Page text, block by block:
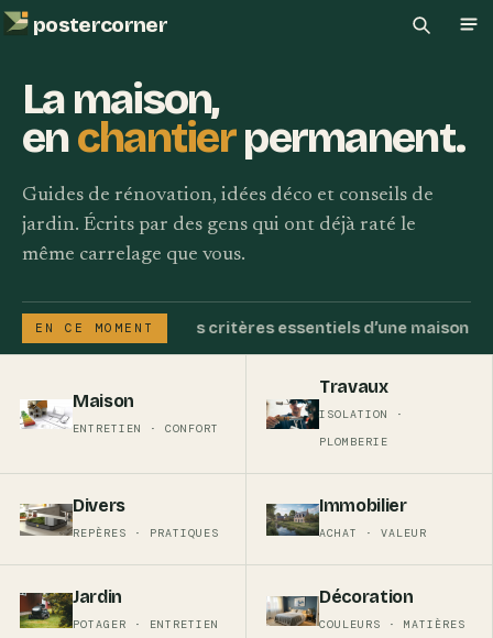
postercorner
La maison,
enchantierpermanent.
Guides de rénovation, idées déco et conseils de
jardin. Écrits par des gens qui ont déjà raté le
même carrelage que vous.
EN CE MOMENT Les critères essentiels d’une maison
Maison
ENTRETIEN · CONFORT
Travaux
ISOLATION ·
PLOMBERIE
Divers
REPÈRES · PRATIQUES
Immobilier
ACHAT · VALEUR
Jardin
POTAGER · ENTRETIEN
Décoration
COULEURS · MATIÈRES